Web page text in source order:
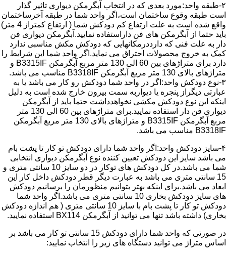
۲-طبقه واحد:مورد بعدی که در انتخاب آبگرمکن دیواری تاثیر گذار
است طبقه وقوع ساختمان است،اگر واحد شما در طبقه آخرساختمان
واقع شده است به علت ارتفاع کم دودکش شما ( ارتفاع کمتراز 4 متر)
باید حتما از آبگرمکن های فن داراستفاده نمایید.آبگرمکن دیواری فن
دار به علت فنی که دارددرمکانهایی که دودکش مکش مناسبی ندارد
کمک به خروج محصولات احتراق می نماید.اگر واحد شما این شرایط را
دارد برای متراژهای بین 60 الی 130 متر مربع آبگرمکن B3315IF و
متراژهای بالای 130 متر مربع آبگرمکن B3318IF مناسب می باشد.
۳-نوع دودکش واحد:اگر در واحد شما دودکش رو کار می باشد یا به
عبارتی دیگراز پنجره یا دیواربه سمت بیرون خارج شده است به دلیل
اینکه این نوع دودکش مکشی نخواهدداشت حتما باید از آبگرمکن
دیواری فن دار استفاده نمایید.برای متراژهای بین 60 الی 130 متر
مربع آبگرمکن B3315IF و متراژهای بالای 130 متر مربع آبگرمکن
B3318IF مناسب می باشد.
۴-سایز دودکش واحد:اگر واحد شما دارای دودکش تو کار تا پشت بام
می باشد سایز این دودکش تعیین کننده نوع آبگرمکن دیواری انتخابی
شما می باشد.در کل دودکش های توکار در دو سایز 10 سانتی متری و
15 سانتی متری می باشد به عبارت دیگر قطر دودکش داخل کار این
ابعاد می باشد.برای اینکه بهتر بتوانیم منظورمان را برسانیم دودکش
های سایز دودکش بخاری 10 سانتی متری می باشد.اگر واحد شما
دودکش تو کار تا پشت بام با سایز 10 سانتی متری ( هم اندازه دودکش
بخاری) داشته باشد تنها می توانید از آبگرمکن BX114 استفاده نمایید.
در صورتی که واحد شما دارای دودکش 15 سانتی تو کار می باشد بر
اساس متراژ می توانید دستگاه های زیر را انتخاب نمایید: